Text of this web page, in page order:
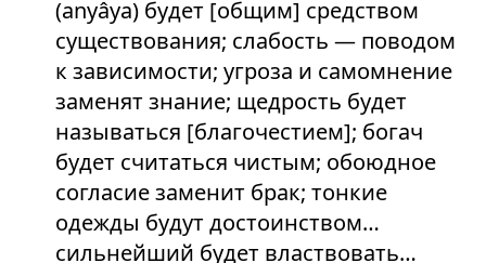
(anyâya) будет [общим] средством
существования; слабость — поводом
к зависимости; угроза и самомнение
заменят знание; щедрость будет
называться [благочестием]; богач
будет считаться чистым; обоюдное
согласие заменит брак; тонкие
одежды будут достоинством…
сильнейший будет властвовать…